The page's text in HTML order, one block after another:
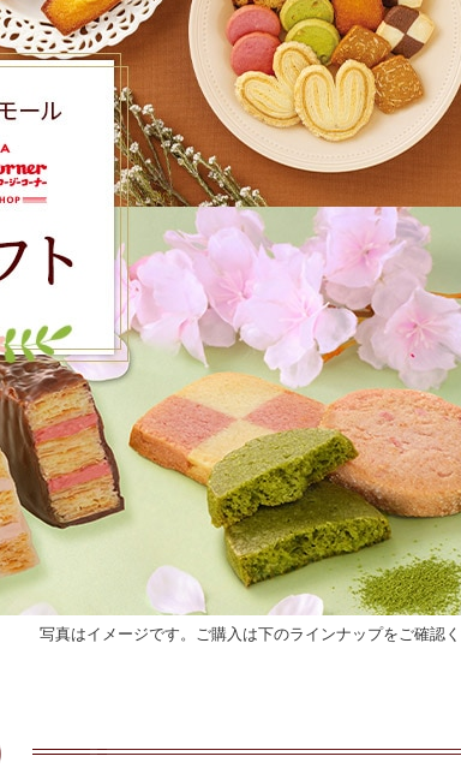
写真はイメージです。ご購入は下のラインナップをご確認く